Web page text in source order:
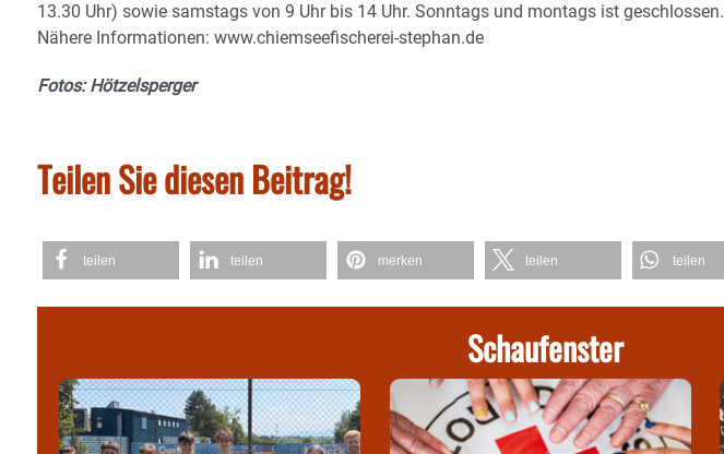
13.30 Uhr) sowie samstags von 9 Uhr bis 14 Uhr. Sonntags und montags ist geschlossen.
Nähere Informationen: www.chiemseefischerei-stephan.de
Fotos: Hötzelsperger
Teilen Sie diesen Beitrag!
teilen teilen merken teilen teilen
Schaufenster